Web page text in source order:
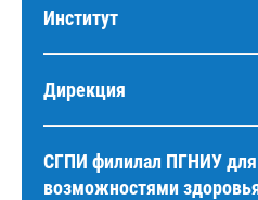
Институт
Дирекция
СГПИ филилал ПГНИУ
возможностями